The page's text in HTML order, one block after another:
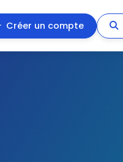
Créer un compte